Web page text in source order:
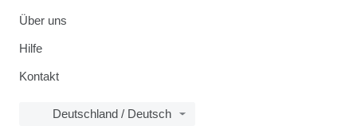
Über uns
Hilfe
Kontakt
Deutschland / Deutsch